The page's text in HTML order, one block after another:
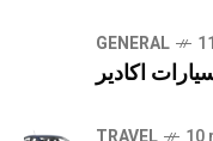
GENERAL
اكادير